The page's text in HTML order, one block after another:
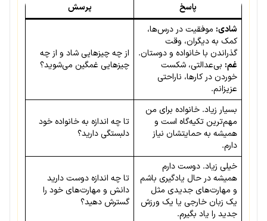
پاسخ
پرسش
شادی: موفقیت در درس‌ها،
کمک به دیگران، وقت
گذراندن با خانواده و دوستان.
غم: بی‌عدالتی، شکست
خوردن در کارها، ناراحتی
عزیزانم.
از چه چیزهایی شاد و از چه
چیزهایی غمگین می‌شوید؟
بسیار زیاد. خانواده برای من
مهم‌ترین تکیه‌گاه است و
همیشه به حمایتشان نیاز
دارم.
تا چه اندازه به خانواده خود
دلبستگی دارید؟
خیلی زیاد. دوست دارم
همیشه در حال یادگیری باشم
و مهارت‌های جدیدی مثل
یک زبان خارجی یا یک ورزش
جدید را یاد بگیرم.
تا چه اندازه دوست دارید
دانش و مهارت‌های خود را
گسترش دهید؟